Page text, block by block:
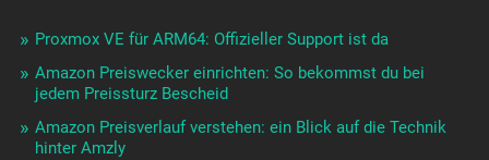
Proxmox VE für ARM64: Offizieller Support ist da
Amazon Preiswecker einrichten: So bekommst du bei
jedem Preissturz Bescheid
Amazon Preisverlauf verstehen: ein Blick auf die Technik
hinter Amzly